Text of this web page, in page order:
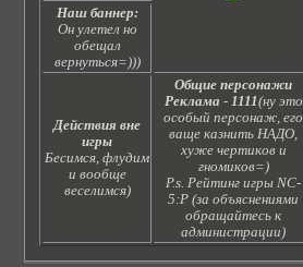
Наш баннер:
Он улетел но
обещал
вернуться=)))
Действия вне
игры
Бесимся, флудим
и вообще
веселимся)
Общие персонажи
Реклама - 1111(ну это
особый персонаж, его
ваще казнить НАДО,
хуже чертиков и
гномиков=)
P.s. Рейтинг игры NC-
5:Р (за объяснениями
обращайтесь к
администрации)